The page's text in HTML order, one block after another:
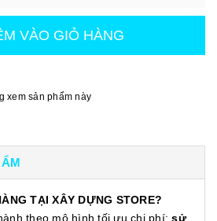
VÀO GIỎ HÀNG
xem sản phẩm này
TẠI XÂY DỰNG STORE?
theo mô hình tối ưu chi phí:sử